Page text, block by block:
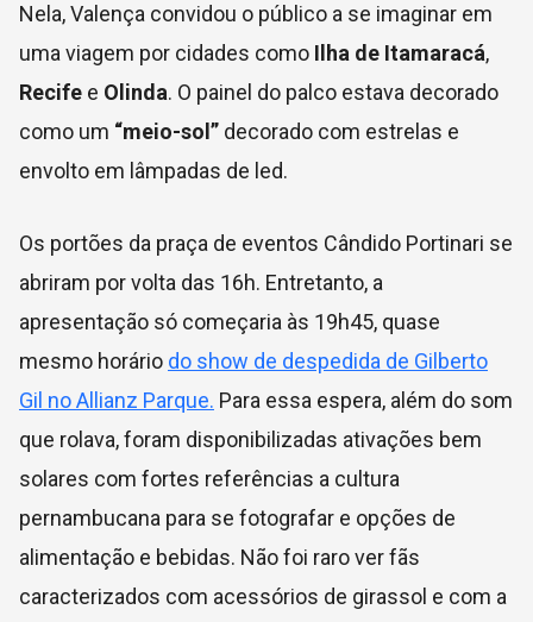
Nela, Valença convidou o público a se imaginar em
uma viagem por cidades como Ilha de Itamaracá,
Recife e Olinda. O painel do palco estava decorado
como um “meio-sol” decorado com estrelas e
envolto em lâmpadas de led.
Os portões da praça de eventos Cândido Portinari se
abriram por volta das 16h. Entretanto, a
apresentação só começaria às 19h45, quase
mesmo horário do show de despedida de Gilberto
Gil no Allianz Parque. Para essa espera, além do som
que rolava, foram disponibilizadas ativações bem
solares com fortes referências a cultura
pernambucana para se fotografar e opções de
alimentação e bebidas. Não foi raro ver fãs
caracterizados com acessórios de girassol e com a